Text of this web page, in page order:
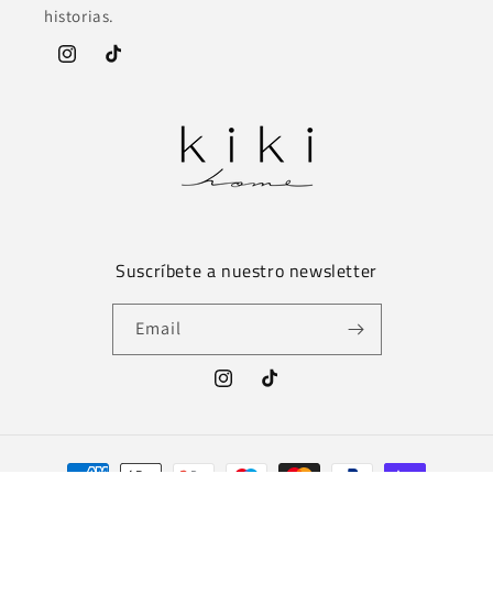
historias.
InstagramTikTok
Suscríbete a nuestro newsletter
Email
InstagramTikTok
Payment